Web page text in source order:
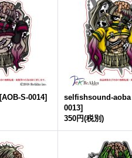
[AOB-S-0014]
selfishsound-aoba
0013]
350円(税別)